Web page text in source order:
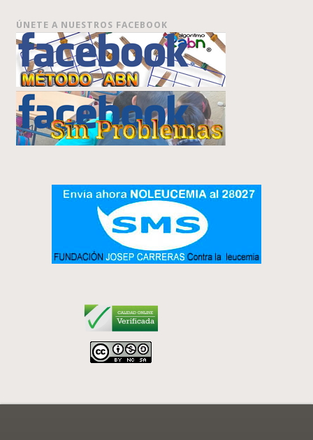
ÚNETE A NUESTROS FACEBOOK